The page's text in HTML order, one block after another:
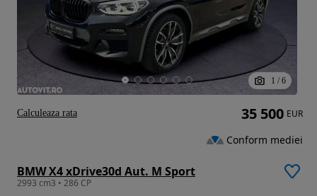
1 / 6
BMW X4 xDrive30d Aut. M Sport
2993 cm3 • 286 CP
35 500 EUR
Conform mediei
Calculeaza rata